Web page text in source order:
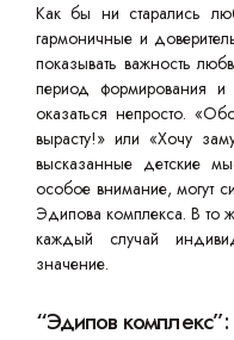
Как бы ни старались
гармоничные и
показывать важность
период формирования и
оказаться непросто.
вырасту!» или «Хочу
высказанные детские
особое внимание, могут
Эдипова комплекса. В то
каждый случай
значение.
“Эдипов